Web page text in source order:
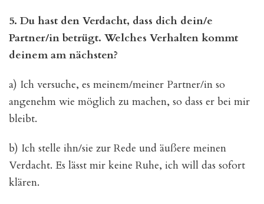
5. Du hast den Verdacht, dass dich dein/e
Partner/in betrügt. Welches Verhalten kommt
deinem am nächsten?
a) Ich versuche, es meinem/meiner Partner/in so
angenehm wie möglich zu machen, so dass er bei mir
bleibt.
b) Ich stelle ihn/sie zur Rede und äußere meinen
Verdacht. Es lässt mir keine Ruhe, ich will das sofort
klären.